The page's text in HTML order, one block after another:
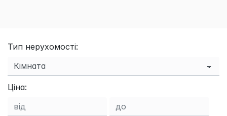
Тип нерухомості:
Ціна: